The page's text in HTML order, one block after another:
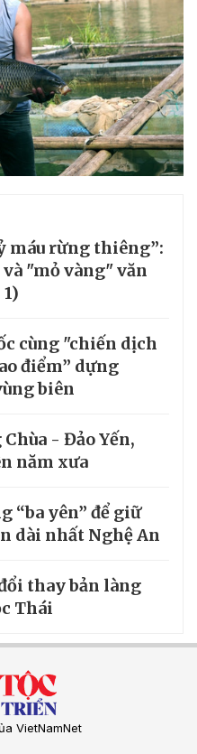
máu rừng thiêng”:
"mỏ vàng" văn
cùng "chiến dịch
điểm” dựng
biên
- Đảo Yến,
năm xưa
“ba yên” để giữ
dài nhất Nghệ An
thay bản làng
Thái
VietNamNet